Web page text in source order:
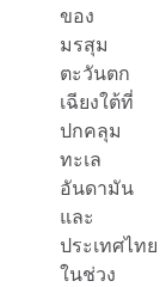
ของ
มรสุม
ตะวันตก
เฉียงใต้ที่
ปกคลุม
ทะเล
อันดามัน
และ
ประเทศไทย
ในช่วง